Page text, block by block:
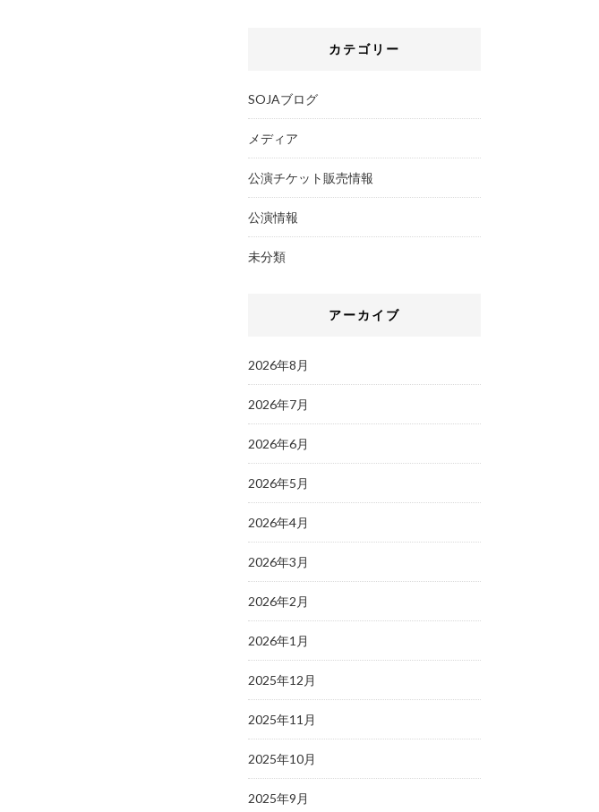
カテゴリー
SOJAブログ
メディア
公演チケット販売情報
公演情報
未分類
アーカイブ
2026年8月
2026年7月
2026年6月
2026年5月
2026年4月
2026年3月
2026年2月
2026年1月
2025年12月
2025年11月
2025年10月
2025年9月